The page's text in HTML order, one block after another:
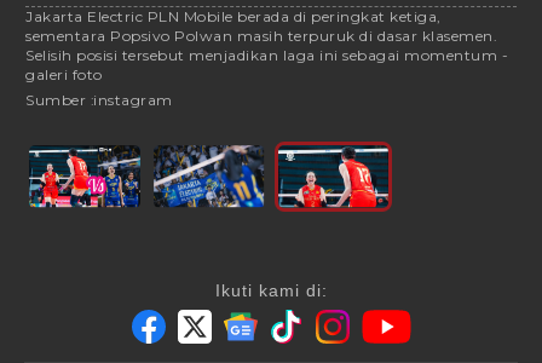
Jakarta Electric PLN Mobile berada di peringkat ketiga,
sementara Popsivo Polwan masih terpuruk di dasar klasemen.
Selisih posisi tersebut menjadikan laga ini sebagai momentum -
galeri foto
Sumber :instagram
Ikuti kami di: